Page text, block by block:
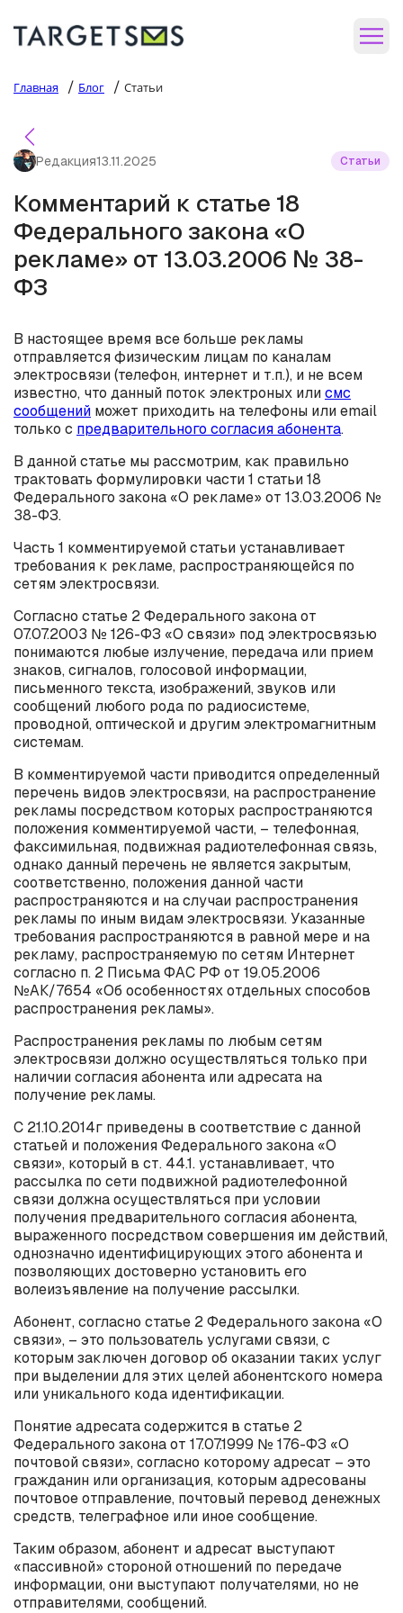
Главная / Блог / Статьи
Редакция13.11.2025 Статьи
Комментарий к статье 18
Федерального закона «О
рекламе» от 13.03.2006 № 38-
ФЗ
В настоящее время все больше рекламы
отправляется физическим лицам по каналам
электросвязи (телефон, интернет и т.п.), и не всем
известно, что данный поток электроных илисмс
сообщений может приходить на телефоны или email
только с предварительного согласия абонента.
В данной статье мы рассмотрим, как правильно
трактовать формулировки части 1 статьи 18
Федерального закона «О рекламе» от 13.03.2006 №
38-ФЗ.
Часть 1 комментируемой статьи устанавливает
требования к рекламе, распространяющейся по
сетям электросвязи.
Согласно статье 2 Федерального закона от
07.07.2003 № 126-ФЗ «О связи» под электросвязью
понимаются любые излучение, передача или прием
знаков, сигналов, голосовой информации,
письменного текста, изображений, звуков или
сообщений любого рода по радиосистеме,
проводной, оптической и другим электромагнитным
системам.
В комментируемой части приводится определенный
перечень видов электросвязи, на распространение
рекламы посредством которых распространяются
положения комментируемой части, – телефонная,
факсимильная, подвижная радиотелефонная связь,
однако данный перечень не является закрытым,
соответственно, положения данной части
распространяются и на случаи распространения
рекламы по иным видам электросвязи. Указанные
требования распространяются в равной мере и на
рекламу, распространяемую по сетям Интернет
согласно п. 2 Письма ФАС РФ от 19.05.2006
№АК/7654 «Об особенностях отдельных способов
распространения рекламы».
Распространения рекламы по любым сетям
электросвязи должно осуществляться только при
наличии согласия абонента или адресата на
получение рекламы.
С 21.10.2014г приведены в соответствие с данной
статьей и положения Федерального закона «О
связи», который в ст. 44.1. устанавливает, что
рассылка по сети подвижной радиотелефонной
связи должна осуществляться при условии
получения предварительного согласия абонента,
выраженного посредством совершения им действий,
однозначно идентифицирующих этого абонента и
позволяющих достоверно установить его
волеизъявление на получение рассылки.
Абонент, согласно статье 2 Федерального закона «О
связи», – это пользователь услугами связи, с
которым заключен договор об оказании таких услуг
при выделении для этих целей абонентского номера
или уникального кода идентификации.
Понятие адресата содержится в статье 2
Федерального закона от 17.07.1999 № 176-ФЗ «О
почтовой связи», согласно которому адресат – это
гражданин или организация, которым адресованы
почтовое отправление, почтовый перевод денежных
средств, телеграфное или иное сообщение.
Таким образом, абонент и адресат выступают
«пассивной» стороной отношений по передаче
информации, они выступают получателями, но не
отправителями, сообщений.